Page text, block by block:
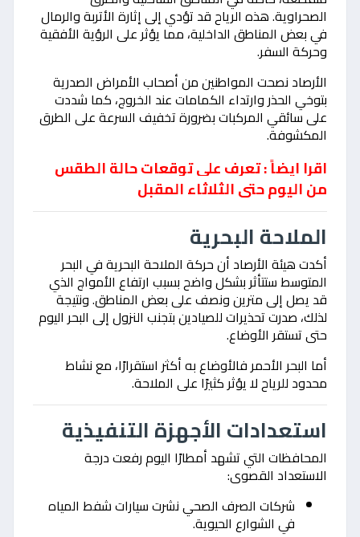
الصحراوية. هذه الرياح قد تؤدي إلى إثارة الأتربة والرمال
في بعض المناطق الداخلية، مما يؤثر على الرؤية الأفقية
وحركة السفر.
الأرصاد نصحت المواطنين من أصحاب الأمراض الصدرية
بتوخي الحذر وارتداء الكمامات عند الخروج، كما شددت
على سائقي المركبات بضرورة تخفيف السرعة على الطرق
المكشوفة.
اقرا ايضاً : تعرف على توقعات حالة الطقس
من اليوم حتى الثلاثاء المقبل
الملاحة البحرية
أكدت هيئة الأرصاد أن حركة الملاحة البحرية في البحر
المتوسط ستتأثر بشكل واضح بسبب ارتفاع الأمواج الذي
قد يصل إلى مترين ونصف على بعض المناطق. ونتيجة
لذلك، صدرت تحذيرات للصيادين بتجنب النزول إلى البحر اليوم
حتى تستقر الأوضاع.
أما البحر الأحمر فالأوضاع به أكثر استقرارًا، مع نشاط
محدود للرياح لا يؤثر كثيرًا على الملاحة.
استعدادات الأجهزة التنفيذية
المحافظات التي تشهد أمطارًا اليوم رفعت درجة
الاستعداد القصوى:
شركات الصرف الصحي نشرت سيارات شفط المياه
في الشوارع الحيوية.